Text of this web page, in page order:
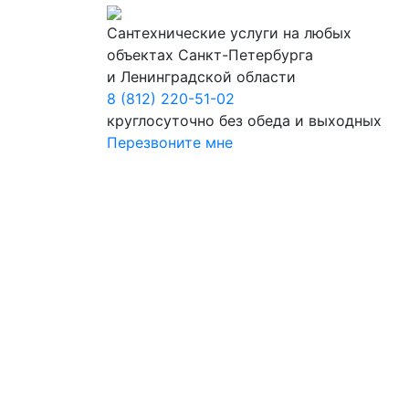
Сантехнические услуги на любых
объектах Санкт-Петербурга
и Ленинградской области
8 (812) 220-51-02
круглосуточно без обеда и выходных
Перезвоните мне